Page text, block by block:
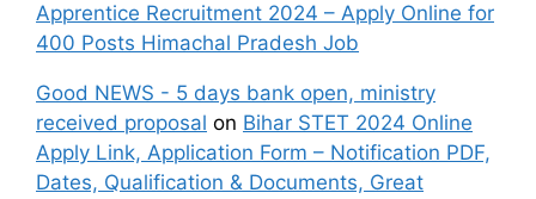
Apprentice Recruitment 2024 – Apply Online for
400 Posts Himachal Pradesh Job
Good NEWS - 5 days bank open, ministry
received proposal on Bihar STET 2024 Online
Apply Link, Application Form – Notification PDF,
Dates, Qualification & Documents, Great